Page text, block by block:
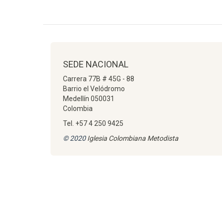
SEDE NACIONAL
Carrera 77B # 45G - 88
Barrio el Velódromo
Medellín 050031
Colombia
Tel. +57 4 250 9425
© 2020Iglesia Colombiana Metodista